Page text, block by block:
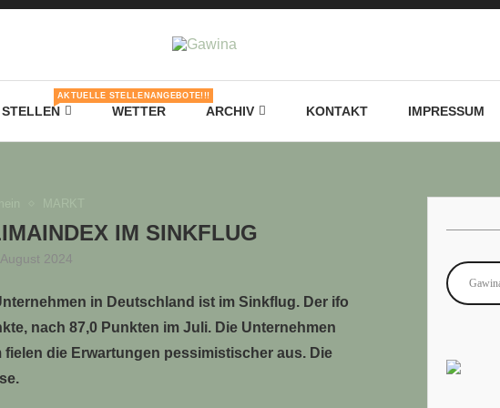
STELLEN
AKTUELLE STELLENANGEBOTE!!!
WETTER ARCHIV KONTAKT IMPRESSUM
IM SINKFLUG
2024
in Deutschland ist im Sinkflug. Der ifo
nach 87,0 Punkten im Juli. Die Unternehmen
die Erwartungen pessimistischer aus. Die